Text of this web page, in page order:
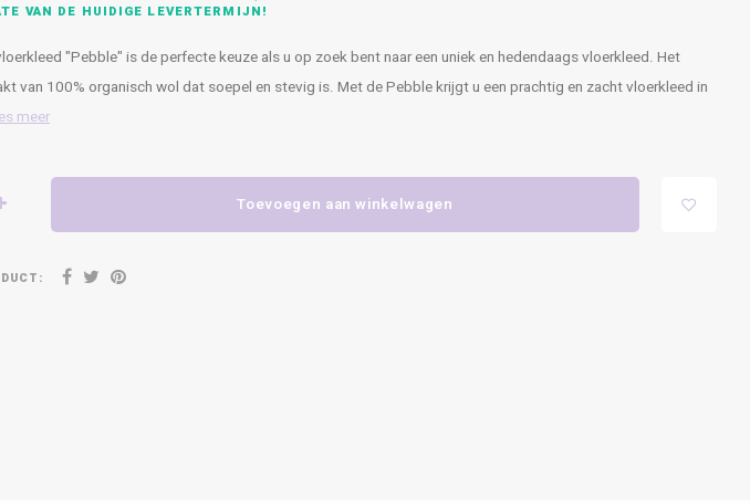
VAN DE HUIDIGE LEVERTERMIJN!
"Pebble" is de perfecte keuze als u op zoek bent naar een uniek en hedendaags vloerkleed. Het
van 100% organisch wol dat soepel en stevig is. Met de Pebble krijgt u een prachtig en zacht vloerkleed in
meer
Toevoegen aan winkelwagen